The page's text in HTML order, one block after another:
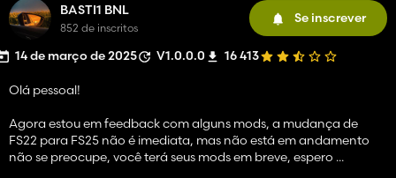
BASTI1 BNL
852 de inscritos
Se inscrever
14 de março de 2025 V1.0.0.0 16 413
Olá pessoal!
Agora estou em feedback com alguns mods, a mudança de
FS22 para FS25 não é imediata, mas não está em andamento
não se preocupe, você terá seus mods em breve, espero ...